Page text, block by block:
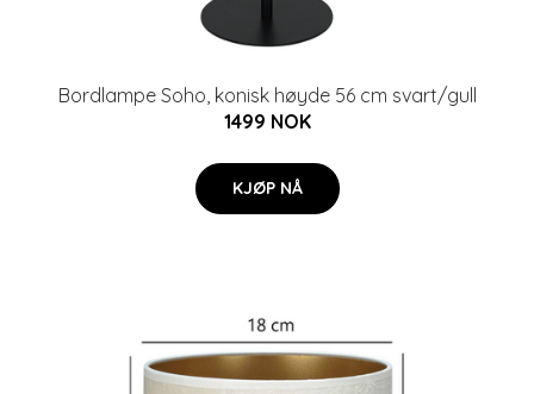
Bordlampe Soho, konisk høyde 56 cm svart/gull
1499 NOK
KJØP NÅ